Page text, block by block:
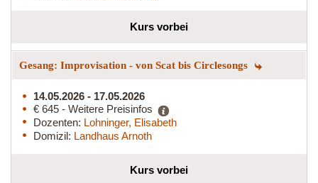
Kurs vorbei
Gesang: Improvisation - von Scat bis Circlesongs
14.05.2026 - 17.05.2026
€ 645 - Weitere Preisinfos
Dozenten: Lohninger, Elisabeth
Domizil: Landhaus Arnoth
Kurs vorbei